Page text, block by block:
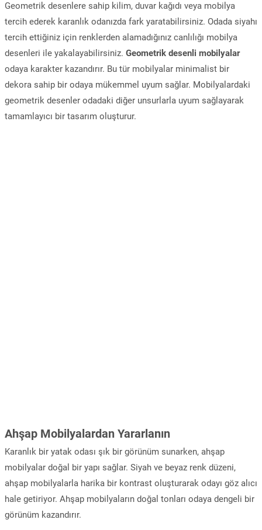
Geometrik desenlere sahip kilim, duvar kağıdı veya mobilya
tercih ederek karanlık odanızda fark yaratabilirsiniz. Odada siyahı
tercih ettiğiniz için renklerden alamadığınız canlılığı mobilya
desenleri ile yakalayabilirsiniz. Geometrik desenli mobilyalar
odaya karakter kazandırır. Bu tür mobilyalar minimalist bir
dekora sahip bir odaya mükemmel uyum sağlar. Mobilyalardaki
geometrik desenler odadaki diğer unsurlarla uyum sağlayarak
tamamlayıcı bir tasarım oluşturur.
Ahşap Mobilyalardan Yararlanın
Karanlık bir yatak odası şık bir görünüm sunarken, ahşap
mobilyalar doğal bir yapı sağlar. Siyah ve beyaz renk düzeni,
ahşap mobilyalarla harika bir kontrast oluşturarak odayı göz alıcı
hale getiriyor. Ahşap mobilyaların doğal tonları odaya dengeli bir
görünüm kazandırır.